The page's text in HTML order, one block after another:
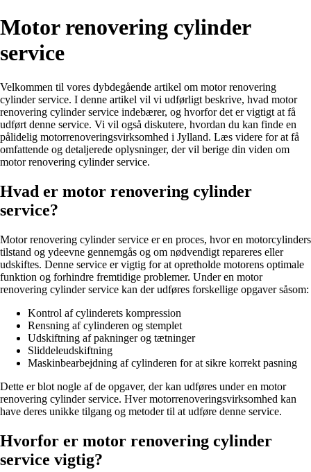
Motor renovering cylinder
service
Velkommen til vores dybdegående artikel om motor renovering
cylinder service. I denne artikel vil vi udførligt beskrive, hvad motor
renovering cylinder service indebærer, og hvorfor det er vigtigt at få
udført denne service. Vi vil også diskutere, hvordan du kan finde en
pålidelig motorrenoveringsvirksomhed i Jylland. Læs videre for at få
omfattende og detaljerede oplysninger, der vil berige din viden om
motor renovering cylinder service.
Hvad er motor renovering cylinder
service?
Motor renovering cylinder service er en proces, hvor en motorcylinders
tilstand og ydeevne gennemgås og om nødvendigt repareres eller
udskiftes. Denne service er vigtig for at opretholde motorens optimale
funktion og forhindre fremtidige problemer. Under en motor
renovering cylinder service kan der udføres forskellige opgaver såsom:
Kontrol af cylinderets kompression
Rensning af cylinderen og stemplet
Udskiftning af pakninger og tætninger
Sliddeleudskiftning
Maskinbearbejdning af cylinderen for at sikre korrekt pasning
Dette er blot nogle af de opgaver, der kan udføres under en motor
renovering cylinder service. Hver motorrenoveringsvirksomhed kan
have deres unikke tilgang og metoder til at udføre denne service.
Hvorfor er motor renovering cylinder
service vigtig?